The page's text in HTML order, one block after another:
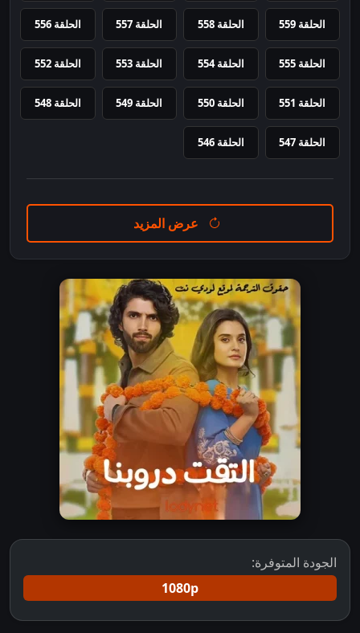
الحلقة 559 الحلقة 558 الحلقة 557 الحلقة 556
الحلقة 555 الحلقة 554 الحلقة 553 الحلقة 552
الحلقة 551 الحلقة 550 الحلقة 549 الحلقة 548
الحلقة 547 الحلقة 546
عرض المزيد
الجودة المتوفرة:
1080p